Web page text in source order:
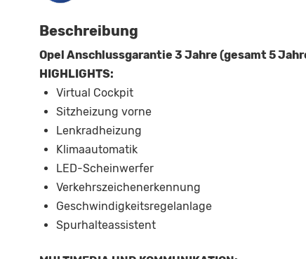
Beschreibung
Opel Anschlussgarantie 3 Jahre (gesamt 5
HIGHLIGHTS:
Virtual Cockpit
Sitzheizung vorne
Lenkradheizung
Klimaautomatik
LED-Scheinwerfer
Verkehrszeichenerkennung
Geschwindigkeitsregelanlage
Spurhalteassistent